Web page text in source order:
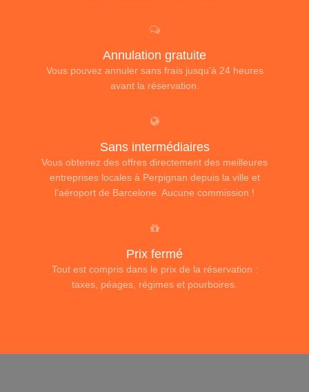
Annulation gratuite
Vous pouvez annuler sans frais jusqu'à 24 heures
avant la réservation.
Sans intermédiaires
Vous obtenez des offres directement des meilleures
entreprises locales à Perpignan depuis la ville et
l'aéroport de Barcelone. Aucune commission !
Prix fermé
Tout est compris dans le prix de la réservation :
taxes, péages, régimes et pourboires.